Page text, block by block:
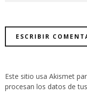
Este sitio usa Akismet
procesan los datos de